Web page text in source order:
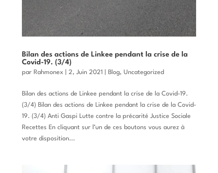
Bilan des actions de Linkee pendant la crise de la
Covid-19. (3/4)
par Rahmonex| 2, Juin 2021 Blog, Uncategorized
Bilan des actions de Linkee pendant la crise de la Covid-19.
(3/4) Bilan des actions de Linkee pendant la crise de la Covid-
19. (3/4) Anti Gaspi Lutte contre la précarité Justice Sociale
Recettes En cliquant sur l’un de ces boutons vous aurez à
votre disposition...